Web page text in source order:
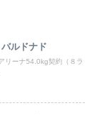
ルドナド
リーナ54.0kg契約（８ラ